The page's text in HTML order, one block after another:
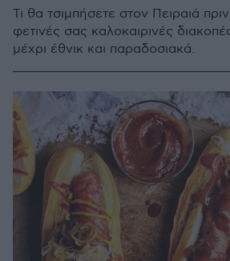
Τι θα τσιμπήσετε στον Πειραιά
φετινές σας καλοκαιρινές
μέχρι έθνικ και παραδοσιακά.